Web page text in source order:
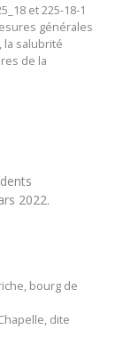
et 225-18-1
générales
la salubrité
de la
2022.
bourg de
dite